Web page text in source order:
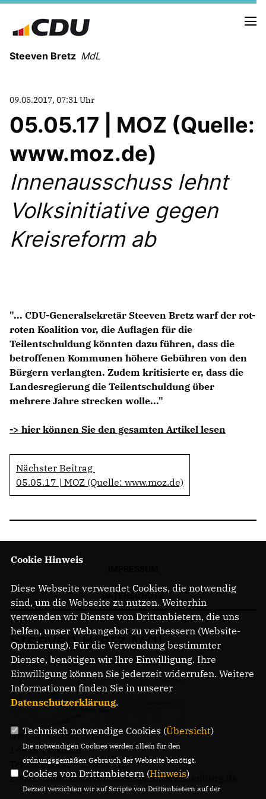
Steeven Bretz MdL
VITA
WAHLKREISBESUCHE
PRESSEFOTOS
MEIN BÜRGERBÜRO
MEIN WAHLKREIS
ZIELE
CDU Deutschland
CDU Fraktion im Brandenburger Landtag
CDU Brandenburg
CDU Potsdam
09.05.2017, 07:31 Uhr
05.05.17 | MOZ (Quelle:
www.moz.de)
Innenausschuss lehnt
Volksinitiative gegen
Kreisreform ab
"... CDU-Generalsekretär Steeven Bretz warf der rot-
roten Koalition vor, die Auflagen für die
Teilentschuldung könnten dazu führen, dass die
betroffenen Kommunen höhere Gebühren von den
Bürgern verlangten. Zudem kritisierte er, dass die
Landesregierung die Teilentschuldung über
mehrere Jahre strecken wolle..."
-> hier können Sie den gesamten Artikel lesen
Nächster Beitrag
05.05.17 | MOZ (Quelle: www.moz.de)
Steeven Bretz MdL
Gregor-Mendel-Straße 3
14469 Potsdam
Telefon: 0331 - 20085713
E-Mail: buero.steeven.bretz@mdl.brandenburg.de
Cookie Hinweis
Diese Webseite verwendet Cookies, die notwendig
sind, um die Webseite zu nutzen. Weiterhin
verwenden wir Dienste von Drittanbietern, die uns
helfen, unser Webangebot zu verbessern (Website-
Optmierung). Für die Verwendung bestimmter
Dienste, benötigen wir Ihre Einwilligung. Ihre
Einwilligung können Sie jederzeit widerrufen. Weitere
Informationen finden Sie in unserer
Datenschutzerklärung.
Technisch notwendige Cookies (Übersicht)
Die notwendigen Cookies werden allein für den
ordnungsgemäßen Gebrauch der Webseite benötigt.
Cookies von Drittanbietern (Hinweis)
Derzeit verzichten wir auf Scripte von Drittanbietern auf der